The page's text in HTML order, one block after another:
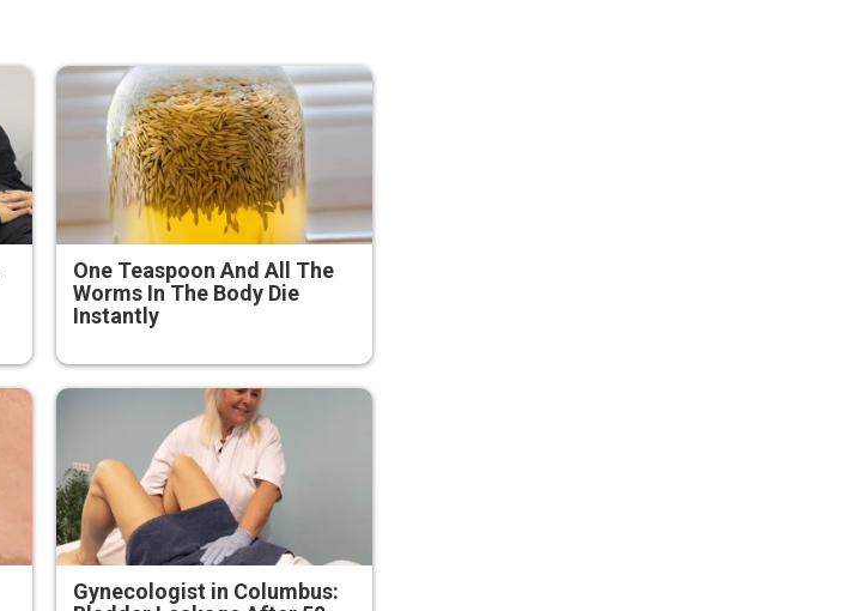
One Teaspoon And All The
Worms In The Body Die
Instantly
Gynecologist in Columbus: